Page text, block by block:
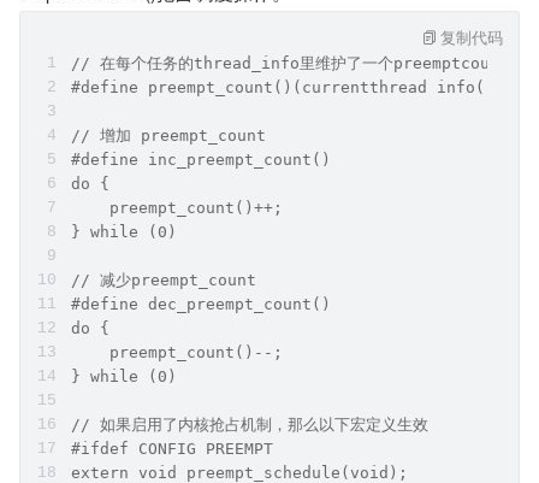
// 在每个任务的thread_info里维护了一个preemptcount，当
#define preempt_count()(currentthread info()-
// 增加 preempt_count
#define inc_preempt_count()
do {
    preempt_count()++;
} while (0)
// 减少preempt_count
#define dec_preempt_count()
do {
    preempt_count()--;
} while (0)
// 如果启用了内核抢占机制，那么以下宏定义生效
#ifdef CONFIG PREEMPT
extern void preempt_schedule(void);
复制代码